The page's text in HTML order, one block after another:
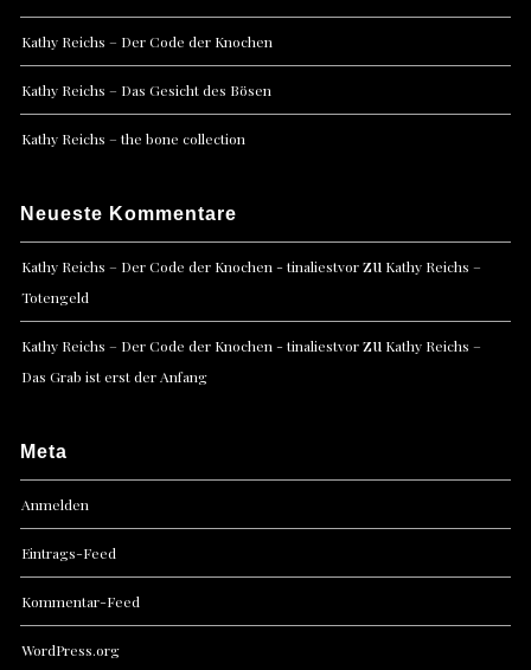
Kathy Reichs – Der Code der Knochen
Kathy Reichs – Das Gesicht des Bösen
Kathy Reichs – the bone collection
Neueste Kommentare
Kathy Reichs – Der Code der Knochen - tinaliestvorzu Kathy Reichs –
Totengeld
Kathy Reichs – Der Code der Knochen - tinaliestvorzu Kathy Reichs –
Das Grab ist erst der Anfang
Meta
Anmelden
Eintrags-Feed
Kommentar-Feed
WordPress.org